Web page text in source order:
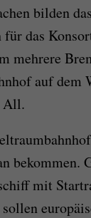
bilden
das
mehrere
auf dem
All.
bekommen.
mit